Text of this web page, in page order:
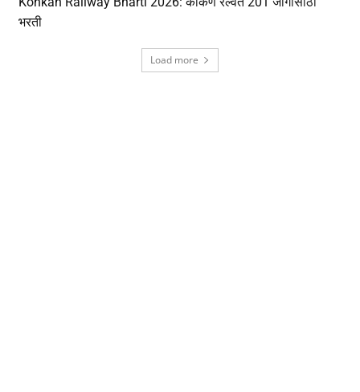
भरती
Load more